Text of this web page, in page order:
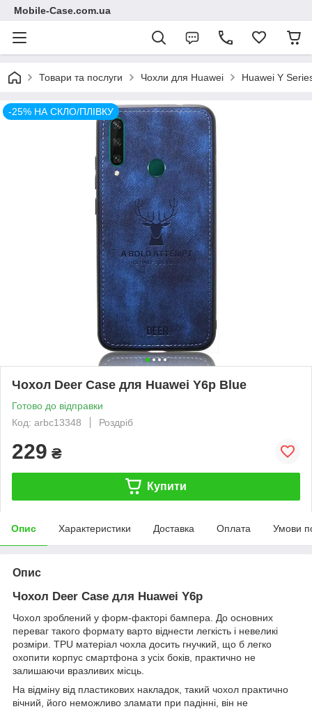
Mobile-Case.com.ua
Товари та послуги Чохли для Huawei Huawei Y
-25% НА СКЛО/ПЛІВКУ
Чохол Deer Case для Huawei Y6p Blue
Готово до відправки
Код: arbc13348
Роздріб
229 ₴
Купити
Опис Характеристики Доставка Оплата Умови
Опис
Чохол Deer Case для Huawei Y6p
Чохол зроблений у форм-факторі бампера. До основних
переваг такого формату варто віднести легкість і невеликі
розміри. TPU матеріал чохла досить гнучкий, що б легко
охопити корпус смартфона з усіх боків, практично не
залишаючи вразливих місць.
На відміну від пластикових накладок, такий чохол практично
вічний, його неможливо зламати при падінні, він не